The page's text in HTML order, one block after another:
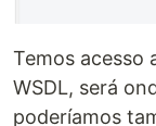
Temos acesso
WSDL, será
poderíamos